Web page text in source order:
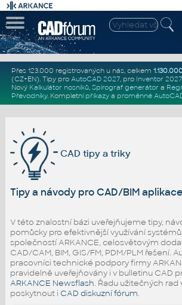
Přes 123.000 registrovaných u nás, celkem
(CZ+EN). Tipy pro AutoCAD 2027, pro Inventor 2027
Nový Kalkulátor nosníků, Spirograf generátor a
Převodníky. Kompletní příkazya proměnné
CAD tipy a triky
Tipy a návody pro CAD/BIM
V této znalostní bázi uveřejňujeme tipy,
pomůcky pro efektivnější využívání
společností ARKANCE, celosvětovým
CAD/CAM, BIM, GIS/FM, PDM/PLM řešení.
pracovníci technické podpory firmy
pravidelně uveřejňovány i v bulletinu CAD
ARKANCE Newsflash. Řadu užitečných rad
poskytnout i CAD diskuzní fórum.